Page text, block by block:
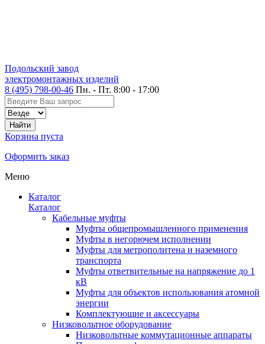
Подольский завод
электромонтажных изделий
8 (495) 798-00-46 Пн. - Пт. 8:00 - 17:00
Корзина пуста
Оформить заказ
Меню
Каталог
Каталог
Кабельные муфты
Муфты общепромышленного применения
Муфты в негорючем исполнении
Муфты для метрополитена и наземного
транспорта
Муфты ответвительные на напряжение до 1
кВ
Муфты для объектов использования атомной
энергии
Комплектующие и аксессуары
Низковольтное оборудование
Низковольтные коммутационные аппараты